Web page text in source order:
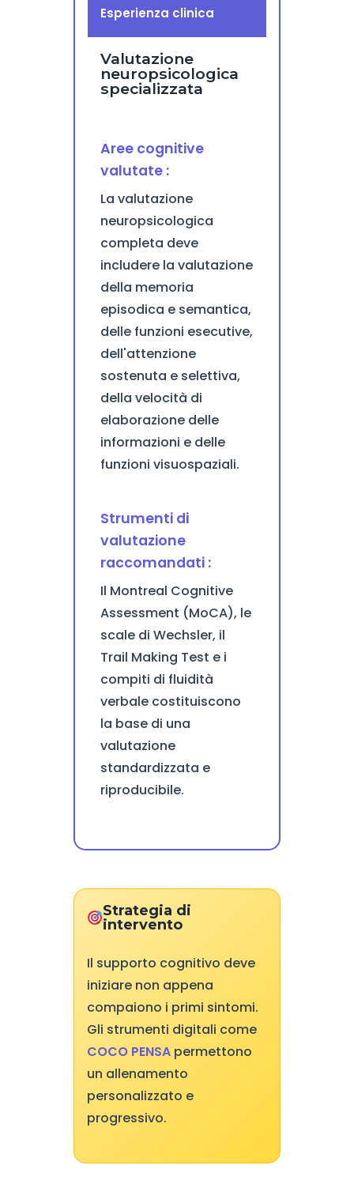
Esperienza clinica
Valutazione
neuropsicologica
specializzata
Aree cognitive
valutate :
La valutazione
neuropsicologica
completa deve
includere la valutazione
della memoria
episodica e semantica,
delle funzioni esecutive,
dell'attenzione
sostenuta e selettiva,
della velocità di
elaborazione delle
informazioni e delle
funzioni visuospaziali.
Strumenti di
valutazione
raccomandati :
Il Montreal Cognitive
Assessment (MoCA), le
scale di Wechsler, il
Trail Making Test e i
compiti di fluidità
verbale costituiscono
la base di una
valutazione
standardizzata e
riproducibile.
Strategia di
intervento
Il supporto cognitivo deve
iniziare non appena
compaiono i primi sintomi.
Gli strumenti digitali come
COCO PENSApermettono
un allenamento
personalizzato e
progressivo.